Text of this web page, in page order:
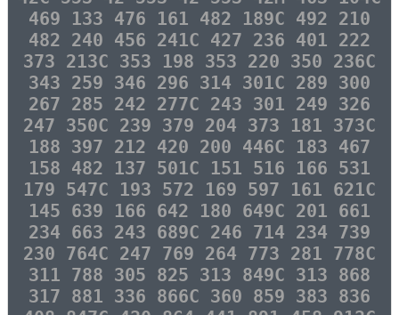
469 133 476 161 482 189C 492 210
482 240 456 241C 427 236 401 222
373 213C 353 198 353 220 350 236C
343 259 346 296 314 301C 289 300
267 285 242 277C 243 301 249 326
247 350C 239 379 204 373 181 373C
188 397 212 420 200 446C 183 467
158 482 137 501C 151 516 166 531
179 547C 193 572 169 597 161 621C
145 639 166 642 180 649C 201 661
234 663 243 689C 246 714 234 739
230 764C 247 769 264 773 281 778C
311 788 305 825 313 849C 313 868
317 881 336 866C 360 859 383 836